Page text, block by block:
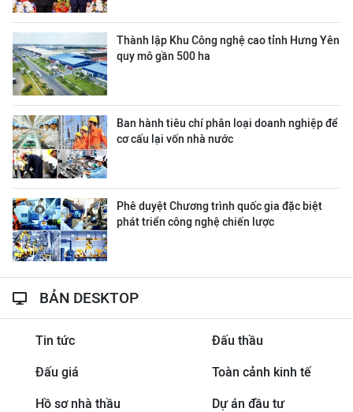
Thành lập Khu Công nghệ cao tỉnh Hưng Yên
quy mô gần 500 ha
Ban hành tiêu chí phân loại doanh nghiệp để
cơ cấu lại vốn nhà nước
Phê duyệt Chương trình quốc gia đặc biệt
phát triển công nghệ chiến lược
BẢN DESKTOP
Tin tức Đấu thầu
Đấu giá Toàn cảnh kinh tế
Hồ sơ nhà thầu Dự án đầu tư